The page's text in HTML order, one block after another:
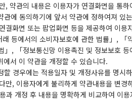
, 약관의 내용은 이용자가 연결화면을 통
에 동의하기에 앞서 약관에 정하여져 있
결화면 또는 팝업화면 등을 제공하여 이용
등에서의 소비자보호에 관한 법률」,
」, 「정보통신망 이용촉진 및 정보보호
에서 이 약관을 개정할 수 있습니다.
경우에는 적용일자 및 개정사유를 명시
만, 이용자에게 불리하게 약관내용을 변
과 개정 후 내용을 명확하게 비교하여 이